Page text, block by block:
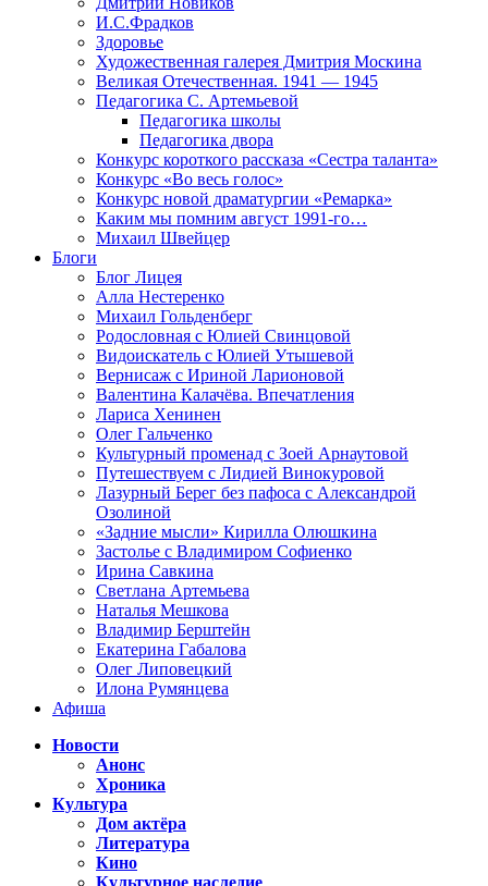
И.С.Фрадков
Здоровье
Художественная галерея Дмитрия Москина
Великая Отечественная. 1941 — 1945
Педагогика С. Артемьевой
Педагогика школы
Педагогика двора
Конкурс короткого рассказа «Сестра таланта»
Конкурс «Во весь голос»
Конкурс новой драматургии «Ремарка»
Каким мы помним август 1991-го…
Михаил Швейцер
Блоги
Блог Лицея
Алла Нестеренко
Михаил Гольденберг
Родословная с Юлией Свинцовой
Видоискатель с Юлией Утышевой
Вернисаж с Ириной Ларионовой
Валентина Калачёва. Впечатления
Лариса Хенинен
Олег Гальченко
Культурный променад с Зоей Арнаутовой
Путешествуем с Лидией Винокуровой
Лазурный Берег без пафоса с Александрой
Озолиной
«Задние мысли» Кирилла Олюшкина
Застолье с Владимиром Софиенко
Ирина Савкина
Светлана Артемьева
Наталья Мешкова
Владимир Берштейн
Екатерина Габалова
Олег Липовецкий
Илона Румянцева
Афиша
Новости
Анонс
Хроника
Культура
Дом актёра
Литература
Кино